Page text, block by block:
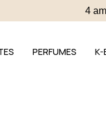
4
PERFUMES K-